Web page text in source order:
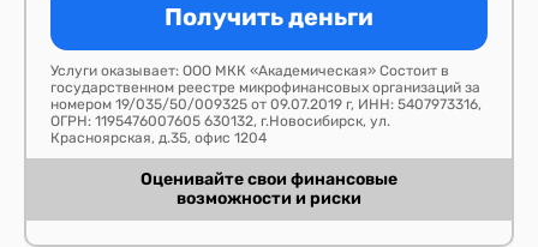
Получить деньги
Услуги оказывает: ООО МКК «Академическая» Состоит в
государственном реестре микрофинансовых организаций за
номером 19/035/50/009325 от 09.07.2019 г, ИНН: 5407973316,
ОГРН: 1195476007605 630132, г.Новосибирск, ул.
Красноярская, д.35, офис 1204
Оценивайте свои финансовые
возможности и риски